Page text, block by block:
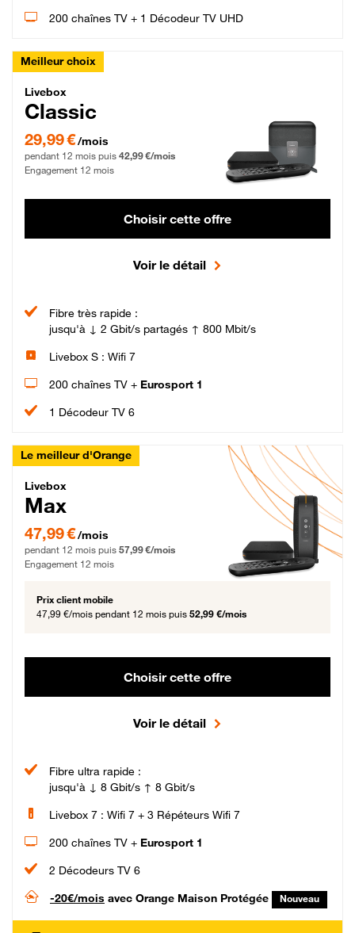
200 chaînes TV + 1 Décodeur TV UHD
Meilleur choix
Livebox Classic Fibre
Livebox
Classic
29,99 € par mois pendant 12 mois puis 42,99 € par mois, Engagement 12 mois
29,99 €/mois
pendant 12 mois puis 42,99 €/mois
Engagement 12 mois
Choisir cette offre
Voir le détail
Fibre très rapide :
jusqu'à ↓ 2 Gbit/s partagés ↑ 800 Mbit/s
Livebox S : Wifi 7
200 chaînes TV + Eurosport 1
1 Décodeur TV 6
Le meilleur d'Orange
Livebox Max Fibre
Livebox
Max
47,99 € par mois pendant 12 mois puis 57,99 € par mois, Engagement 12 mois
47,99 €/mois
pendant 12 mois puis 57,99 €/mois
Engagement 12 mois
Prix client mobile
47,99 €/mois pendant 12 mois puis 52,99 €/mois
Choisir cette offre
Voir le détail
Fibre ultra rapide :
jusqu'à ↓ 8 Gbit/s ↑ 8 Gbit/s
Livebox 7 : Wifi 7 + 3 Répéteurs Wifi 7
200 chaînes TV + Eurosport 1
2 Décodeurs TV 6
-20€/mois avec Orange Maison Protégée Nouveau